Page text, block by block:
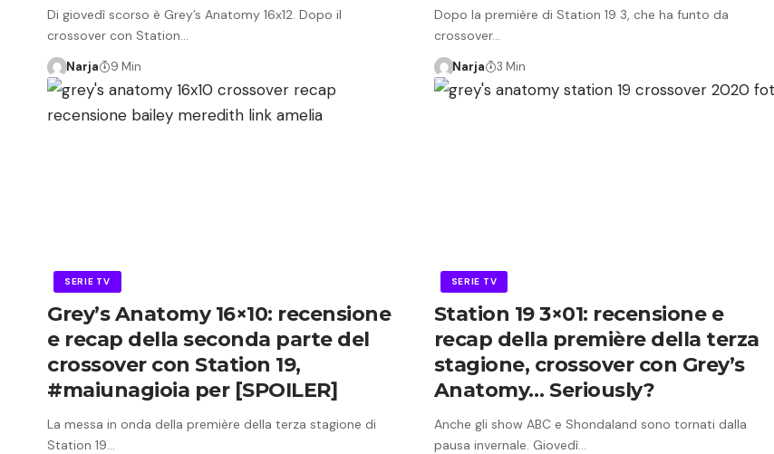
Di giovedì scorso è Grey’s Anatomy 16x12. Dopo il
crossover con Station…
Narja 9 Min
Dopo la première di Station 19 3, che ha funto da
crossover…
Narja 3 Min
SERIE TV
Grey’s Anatomy 16×10: recensione
e recap della seconda parte del
crossover con Station 19,
#maiunagioia per [SPOILER]
La messa in onda della première della terza stagione di
Station 19…
SERIE TV
Station 19 3×01: recensione e
recap della première della terza
stagione, crossover con Grey’s
Anatomy… Seriously?
Anche gli show ABC e Shondaland sono tornati dalla
pausa invernale. Giovedì…